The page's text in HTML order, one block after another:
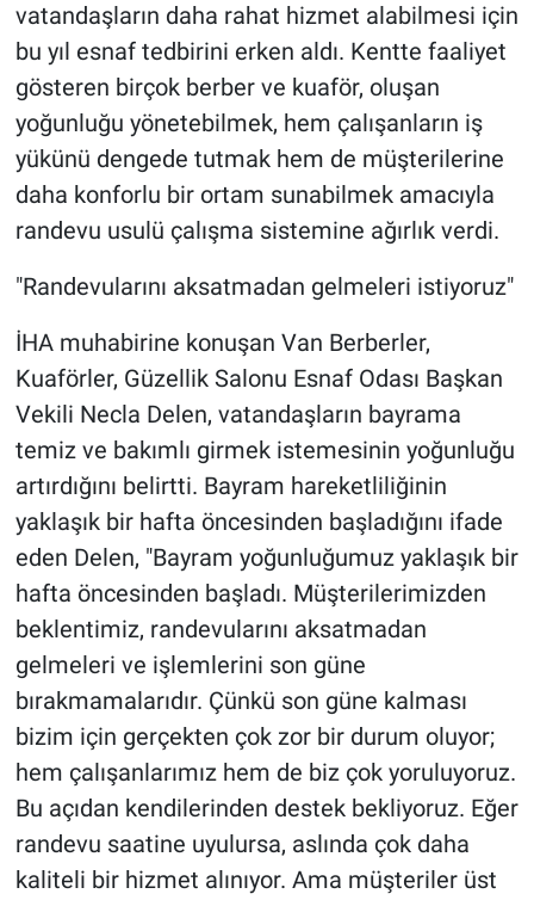
vatandaşların daha rahat hizmet alabilmesi için
bu yıl esnaf tedbirini erken aldı. Kentte faaliyet
gösteren birçok berber ve kuaför, oluşan
yoğunluğu yönetebilmek, hem çalışanların iş
yükünü dengede tutmak hem de müşterilerine
daha konforlu bir ortam sunabilmek amacıyla
randevu usulü çalışma sistemine ağırlık verdi.
"Randevularını aksatmadan gelmeleri istiyoruz"
İHA muhabirine konuşan Van Berberler,
Kuaförler, Güzellik Salonu Esnaf Odası Başkan
Vekili Necla Delen, vatandaşların bayrama
temiz ve bakımlı girmek istemesinin yoğunluğu
artırdığını belirtti. Bayram hareketliliğinin
yaklaşık bir hafta öncesinden başladığını ifade
eden Delen, "Bayram yoğunluğumuz yaklaşık bir
hafta öncesinden başladı. Müşterilerimizden
beklentimiz, randevularını aksatmadan
gelmeleri ve işlemlerini son güne
bırakmamalarıdır. Çünkü son güne kalması
bizim için gerçekten çok zor bir durum oluyor;
hem çalışanlarımız hem de biz çok yoruluyoruz.
Bu açıdan kendilerinden destek bekliyoruz. Eğer
randevu saatine uyulursa, aslında çok daha
kaliteli bir hizmet alınıyor. Ama müşteriler üst